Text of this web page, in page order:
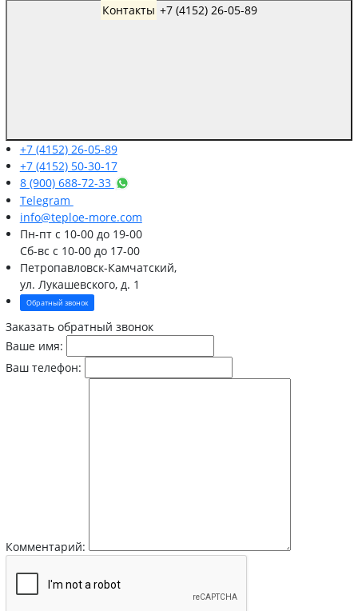
Контакты
+7 (4152) 26-05-89
+7 (4152) 50-30-17
8 (900) 688-72-33
Telegram
info@teploe-more.com
Пн-птс 10-00 до 19-00
Сб-вс с 10-00 до 17-00
Петропавловск-Камчатский,
ул. Лукашевского, д. 1
Обратный звонок
Заказать обратный звонок
Ваше имя:
Ваш телефон:
Комментарий: